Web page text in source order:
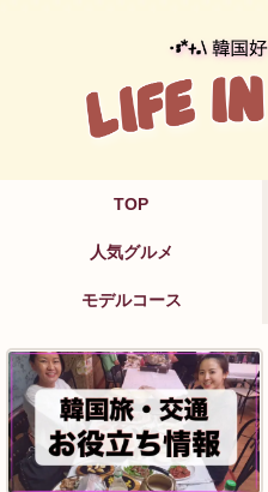
TOP
人気グルメ
モデルコース